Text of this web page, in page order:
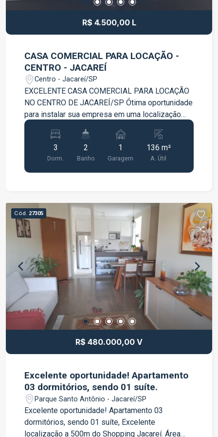
R$ 4.500,00 L
CASA COMERCIAL PARA LOCAÇÃO -
CENTRO - JACAREÍ
Centro - Jacareí/SP
EXCELENTE CASA COMERCIAL PARA LOCAÇÃO
NO CENTRO DE JACAREÍ/SP Ótima oportunidade
para instalar sua empresa em uma localização
estratégica, com fácil acesso e excelente
visibilidade no Centro de Jacareí. O imóvel
possui ambientes amplos, bem distribuídos e
funcionais, ideal para escritórios, clínicas,
consultórios, estúdios, prestadoras de serviço e
banheiros; Cozinha com móveis embutidos;
Ventiladores de teto nos ambientes; 1 vaga de
garagem; Excelente iluminação e ventilação
natural. Diferenciais: Localização privilegiada na
região central; Fácil acesso às principais vias da
cidade; Próximo a comércios, bancos,
restaurantes e serviços; Imóvel ideal para uso
comercial ou profissional. Localização: Situado
no Centro de Jacareí/SP, em uma região com
grande circulação de pessoas e fácil mobilidade,
proporcionando praticidade para clientes e
excelente oportunidade para o seu negócio.
3
Dorm.
2
Banho
1
Garagem
136 m²
A. Útil
Cód. 27305
R$ 480.000,00 V
Excelente oportunidade! Apartamento
03 dormitórios, sendo 01 suíte.
Parque Santo Antônio - Jacareí/SP
Excelente oportunidade! Apartamento 03
dormitórios, sendo 01 suíte, Excelente
localização a 500m do Shopping Jacareí. Área